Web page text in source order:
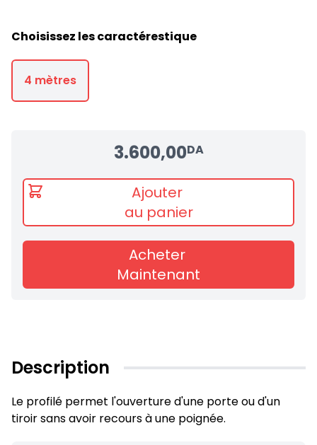
Choisissez les caractérestique
4 mètres
3.600,00DA
Ajouter
au panier
Acheter
Maintenant
Description
Le profilé permet l'ouverture d'une porte ou d'un
tiroir sans avoir recours à une poignée.